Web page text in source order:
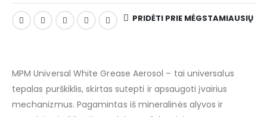
PRIDĖTI PRIE MĖGSTAMIAUSIŲ
MPM Universal White Grease Aerosol – tai universalus
tepalas purškiklis, skirtas sutepti ir apsaugoti įvairius
mechanizmus. Pagamintas iš mineralinės alyvos ir